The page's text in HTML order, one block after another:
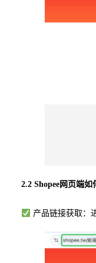
2.2 Shopee网页端
产品链接获取：